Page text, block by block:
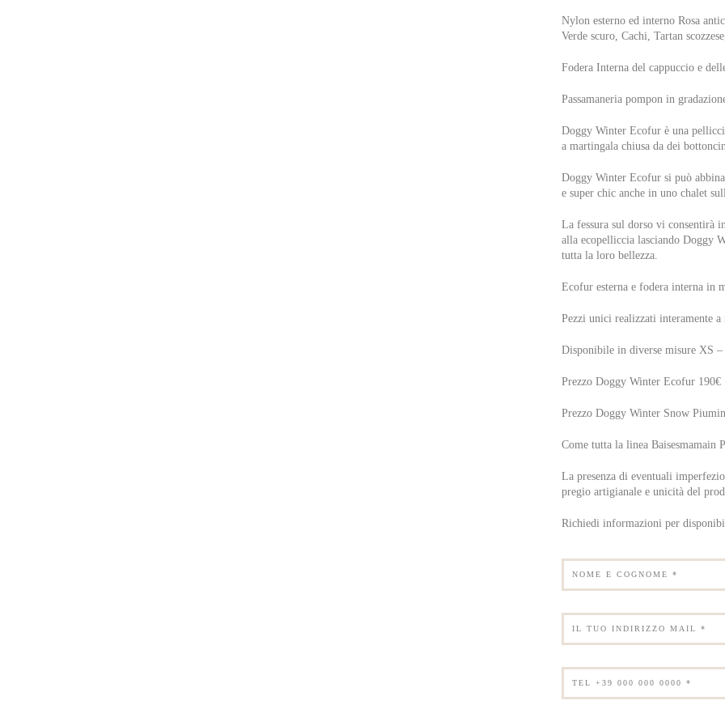
Nylon esterno ed interno Rosa
Verde scuro, Cachi, Tartan
Fodera Interna del cappuccio e
Passamaneria pompon in
Doggy Winter Ecofur è una
a martingala chiusa da dei
Doggy Winter Ecofur si può
e super chic anche in uno chalet
La fessura sul dorso vi consentirà
alla ecopelliccia lasciando Doggy
tutta la loro bellezza.
Ecofur esterna e fodera interna in
Pezzi unici realizzati interamente
Disponibile in diverse misure XS
Prezzo Doggy Winter Ecofur 190€
Prezzo Doggy Winter Snow
Come tutta la linea Baisesmamain
La presenza di eventuali
pregio artigianale e unicità del
Richiedi informazioni per